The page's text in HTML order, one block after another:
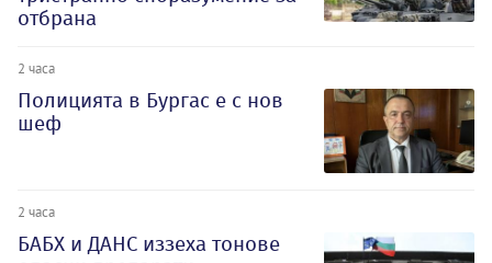
отбрана
2 часа
Полицията в Бургас е с нов
шеф
2 часа
БАБХ и ДАНС иззеха тонове